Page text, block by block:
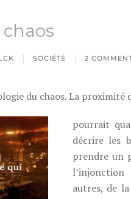
SOCIÉTÉ 2
SUR
DU
CHAOS
du chaos. La proximité
pourrait
décrire les
prendre un
autres, de